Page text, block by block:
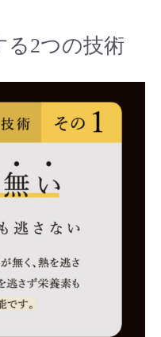
る2つの技術